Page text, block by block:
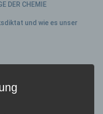
DER CHEMIE
und wie es unser